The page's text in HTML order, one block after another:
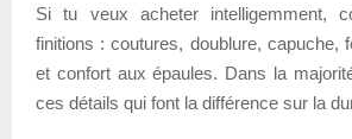
Si tu veux acheter intelligemment,
finitions : coutures, doublure, capuche,
et confort aux épaules. Dans la
ces détails qui font la différence sur la